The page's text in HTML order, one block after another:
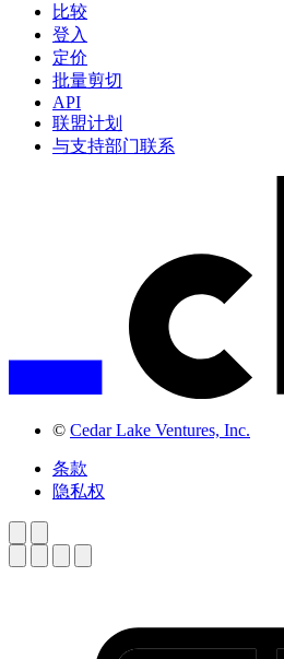
比较
登入
定价
批量剪切
API
联盟计划
与支持部门联系
© Cedar Lake Ventures, Inc.
条款
隐私权